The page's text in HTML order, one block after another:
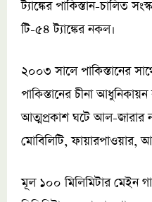
ট্যাঙ্কের পাকিস্তান-চালিত
টি-৫৪ ট্যাঙ্কের নকল।
২০০৩ সালে পাকিস্তানের
পাকিস্তানের চীনা
আত্মপ্রকাশ ঘটে আল-জারার
মোবিলিটি, ফায়ারপাওয়ার,
মূল ১০০ মিলিমিটার মেইন